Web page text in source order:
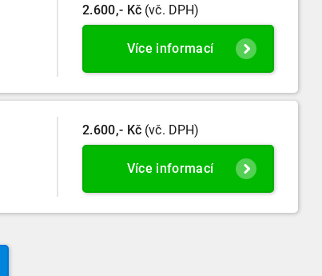
2.600,- Kč (vč. DPH)
Více informací
2.600,- Kč (vč. DPH)
Více informací